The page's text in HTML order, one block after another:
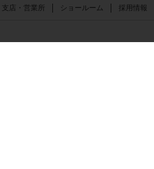
支店・営業所 ショールーム 採用情報